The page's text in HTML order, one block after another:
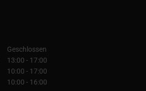
Geschlossen
13:00 - 17:00
10:00 - 17:00
10:00 - 16:00